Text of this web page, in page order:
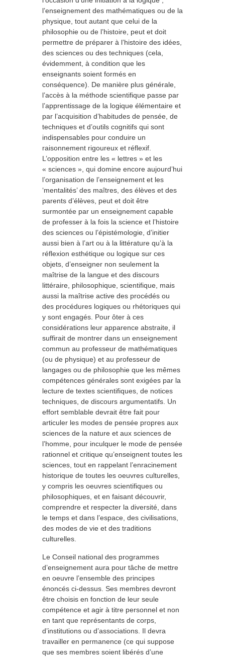
l’enseignement des mathématiques ou de la
physique, tout autant que celui de la
philosophie ou de l’histoire, peut et doit
permettre de préparer à l’histoire des idées,
des sciences ou des techniques (cela,
évidemment, à condition que les
enseignants soient formés en
conséquence). De manière plus générale,
l’accès à la méthode scientifique passe par
l’apprentissage de la logique élémentaire et
par l’acquisition d’habitudes de pensée, de
techniques et d’outils cognitifs qui sont
indispensables pour conduire un
raisonnement rigoureux et réflexif.
L’opposition entre les « lettres » et les
« sciences », qui domine encore aujourd’hui
l’organisation de l’enseignement et les
‘mentalités’ des maîtres, des élèves et des
parents d’élèves, peut et doit être
surmontée par un enseignement capable
de professer à la fois la science et l’histoire
des sciences ou l’épistémologie, d’initier
aussi bien à l’art ou à la littérature qu’à la
réflexion esthétique ou logique sur ces
objets, d’enseigner non seulement la
maîtrise de la langue et des discours
littéraire, philosophique, scientifique, mais
aussi la maîtrise active des procédés ou
des procédures logiques ou rhétoriques qui
y sont engagés. Pour ôter à ces
considérations leur apparence abstraite, il
suffirait de montrer dans un enseignement
commun au professeur de mathématiques
(ou de physique) et au professeur de
langages ou de philosophie que les mêmes
compétences générales sont exigées par la
lecture de textes scientifiques, de notices
techniques, de discours argumentatifs. Un
effort semblable devrait être fait pour
articuler les modes de pensée propres aux
sciences de la nature et aux sciences de
l’homme, pour inculquer le mode de pensée
rationnel et critique qu’enseignent toutes les
sciences, tout en rappelant l’enracinement
historique de toutes les oeuvres culturelles,
y compris les oeuvres scientifiques ou
philosophiques, et en faisant découvrir,
comprendre et respecter la diversité, dans
le temps et dans l’espace, des civilisations,
des modes de vie et des traditions
culturelles.
Le Conseil national des programmes
d’enseignement aura pour tâche de mettre
en oeuvre l’ensemble des principes
énoncés ci-dessus. Ses membres devront
être choisis en fonction de leur seule
compétence et agir à titre personnel et non
en tant que représentants de corps,
d’institutions ou d’associations. Il devra
travailler en permanence (ce qui suppose
que ses membres soient libérés d’une